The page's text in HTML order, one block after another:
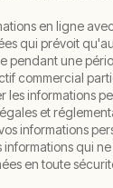
en ligne
qui prévoit
pendant une
commercial
les informations
et
informations
qui ne
en toute